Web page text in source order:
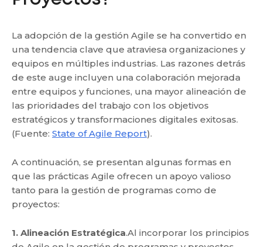
La adopción de la gestión Agile se ha convertido en
una tendencia clave que atraviesa organizaciones y
equipos en múltiples industrias. Las razones detrás
de este auge incluyen una colaboración mejorada
entre equipos y funciones, una mayor alineación de
las prioridades del trabajo con los objetivos
estratégicos y transformaciones digitales exitosas.
(Fuente: State of Agile Report).
A continuación, se presentan algunas formas en
que las prácticas Agile ofrecen un apoyo valioso
tanto para la gestión de programas como de
proyectos:
1. Alineación Estratégica.Al incorporar los principios